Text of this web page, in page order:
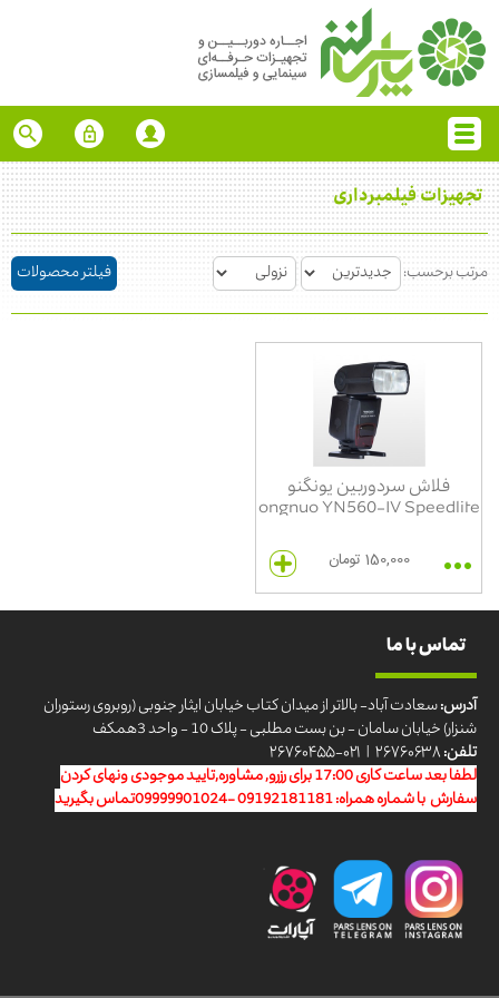
تجهیزات فیلمبرداری
مرتب برحسب: فیلتر محصولات
فلاش سردوربین یونگنو
ongnuo YN560-IV Speedlite
150,000 تومان
تماس با ما
آدرس:سعادت آباد- بالاتر از میدان کتاب خیابان ایثار جنوبی (روبروی رستوران
شنزار) خیابان سامان - بن بست مطلبی - پلاک 10 - واحد 3همکف
تلفن:۲۶۷۶۰۶۳۸ | ۰۲۱-۲۶۷۶۰۴۵۵
لطفا بعد ساعت کاری 17:00 برای رزرو, مشاوره,تایید موجودی ونهای کردن
سفارش با شماره همراه: 09192181181 -09999901024تماس بگیرید